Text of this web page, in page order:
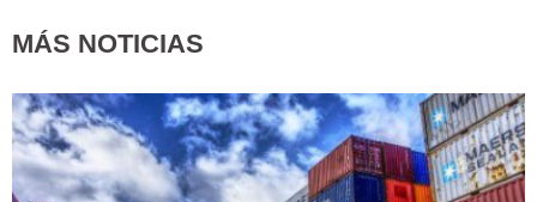
MÁS NOTICIAS